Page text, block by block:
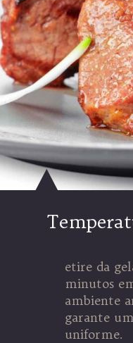
etire da
minutos
ambiente
garante
uniforme.